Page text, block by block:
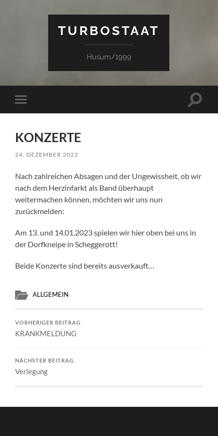
TURBOSTAAT
Husum/1999
Mobile-
Menü
KONZERTE
24. DEZEMBER 2022
Nach zahlreichen Absagen und der Ungewissheit, ob wir
nach dem Herzinfarkt als Band überhaupt
weitermachen können, möchten wir uns nun
zurückmelden:
Am 13. und 14.01.2023 spielen wir hier oben bei uns in
der Dorfkneipe in Scheggerott!
Beide Konzerte sind bereits ausverkauft…
ALLGEMEIN
VORHERIGER BEITRAG
KRANKMELDUNG
NÄCHSTER BEITRAG
Verlegung